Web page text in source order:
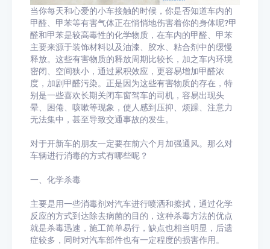
当你每天和心爱的小车接触的时候，你是否知道车内的
甲醛、甲苯等有害气体正在悄悄地伤害着你的身体呢?甲
醛和甲苯是较高毒性的化学物质，在车内的甲醛、甲苯
主要来源于装饰材料以及油漆、胶水、粘合剂中的缓慢
释放。这些有害物质的释放周期比较长，加之车内环境
密闭、空间狭小，通过累积效应，更容易增加甲醛浓
度，加剧甲醛污染。正是因为这些有害物质的存在，特
别是一些喜欢长期关闭车窗驾车的司机，容易出现头
晕、困倦、咳嗽等现象，使人感到压抑、烦躁、注意力
无法集中，甚至导致交通事故的发生。
对于开新车的朋友一定要在前六个月加强通风。那么对
车辆进行消毒的方式有哪些呢？
一、化学杀毒
主要是用一些消毒剂对汽车进行喷洒和擦拭，通过化学
反应的方式到达除去病菌的目的，这种杀毒方法的优点
就是杀毒迅速，施工简单易行，缺点也相当明显，后遗
症较多，同时对汽车部件也有一定程度的损害作用。